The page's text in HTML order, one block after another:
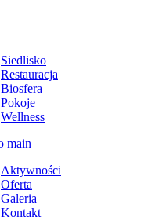
Siedlisko
Restauracja
Biosfera
Pokoje
Wellness
Aktywności
Oferta
Galeria
Kontakt